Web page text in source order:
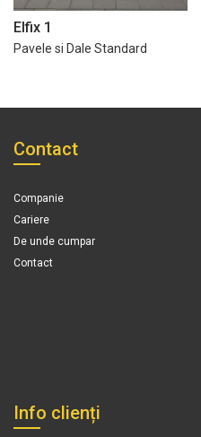
Elfix 1
Pavele si Dale Standard
Contact
Companie
Cariere
De unde cumpar
Contact
Info clienți